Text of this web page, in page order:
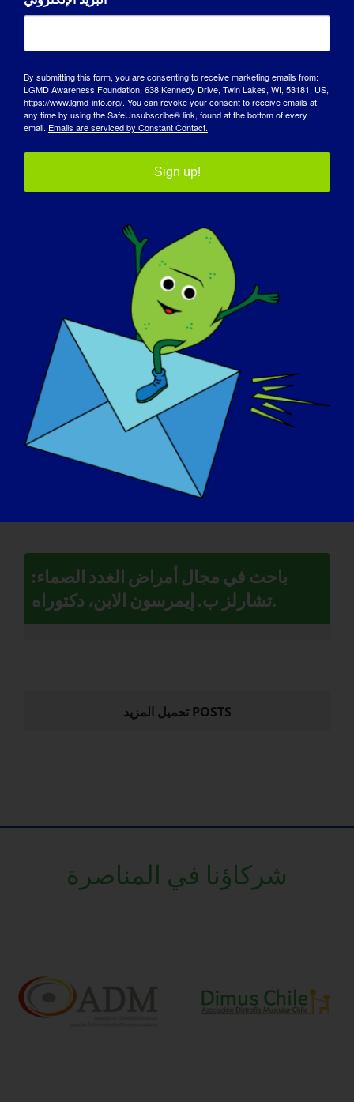
الباحثة ليندا لويز: ليندا لويز
باحثة في مجال أمراض الغدد الصماء:
ميليسا سبنسر
باحث في مجال الطب الشرعي: ماتيا
كواتروتشيلي
باحث في مجال أمراض الغدد الصماء:
تشارلز ب. إيمرسون الابن، دكتوراه.
تحميل المزيد POSTS
شركاؤنا في المناصرة
By submitting this form, you are consenting to receive marketing emails from:
LGMD Awareness Foundation, 638 Kennedy Drive, Twin Lakes, WI, 53181, US,
https://www.lgmd-info.org/. You can revoke your consent to receive emails at
any time by using the SafeUnsubscribe® link, found at the bottom of every
email. Emails are serviced by Constant Contact.
Sign up!